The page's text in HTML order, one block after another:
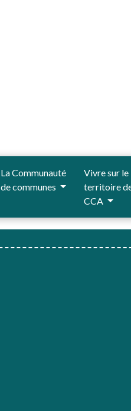
La Communauté
de communes
Vivre sur le
territoire
CCA